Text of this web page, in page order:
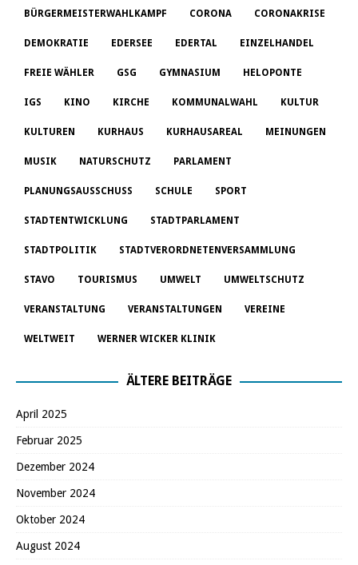
BÜRGERMEISTERWAHLKAMPF CORONA CORONAKRISE
DEMOKRATIE EDERSEE EDERTAL EINZELHANDEL
FREIE WÄHLER GSG GYMNASIUM HELOPONTE
IGS KINO KIRCHE KOMMUNALWAHL KULTUR
KULTUREN KURHAUS KURHAUSAREAL MEINUNGEN
MUSIK NATURSCHUTZ PARLAMENT
PLANUNGSAUSSCHUSS SCHULE SPORT
STADTENTWICKLUNG STADTPARLAMENT
STADTPOLITIK STADTVERORDNETENVERSAMMLUNG
STAVO TOURISMUS UMWELT UMWELTSCHUTZ
VERANSTALTUNG VERANSTALTUNGEN VEREINE
WELTWEIT WERNER WICKER KLINIK
ÄLTERE BEITRÄGE
April 2025
Februar 2025
Dezember 2024
November 2024
Oktober 2024
August 2024